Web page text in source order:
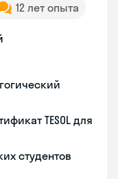
12 лет опыта
TESOL для
студентов